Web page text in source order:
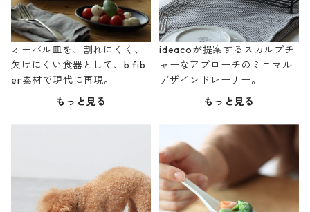
オーバル皿を、割れにくく、
欠けにくい食器として、b fib
er素材で現代に再現。
もっと見る
ideacoが提案するスカルプチ
ャーなアプローチのミニマル
デザインドレーナー。
もっと見る